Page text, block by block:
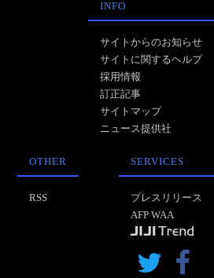
INFO
サイトからのお知らせ
サイトに関するヘルプ
採用情報
訂正記事
サイトマップ
ニュース提供社
OTHER
RSS
SERVICES
プレスリリース
AFP WAA